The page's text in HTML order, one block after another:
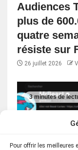
Pour offrir les meilleures
Audiences
plus de
quatre
résiste sur
26 juillet 2026
3 minutes de